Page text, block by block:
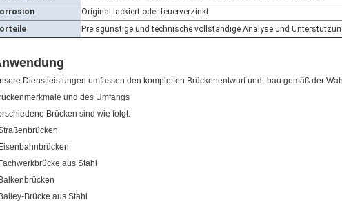
Original lackiert oder feuerverzinkt
Preisgünstige und technische vollständige Analyse und
Dienstleistungen umfassen den kompletten Brückenentwurf und -bau gemäß der
und des Umfangs
Brücken sind wie folgt:
aus Stahl
Brücke aus Stahl